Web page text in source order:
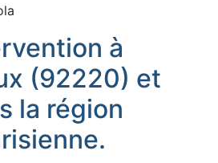
à
(92220) et
la région